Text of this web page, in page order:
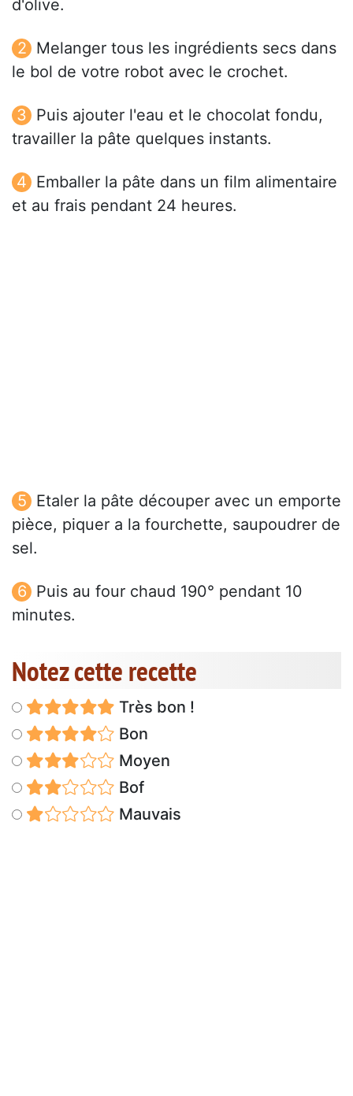
d'olive.
Melanger tous les ingrédients secs dans
le bol de votre robot avec le crochet.
Puis ajouter l'eau et le chocolat fondu,
travailler la pâte quelques instants.
Emballer la pâte dans un film alimentaire
et au frais pendant 24 heures.
Etaler la pâte découper avec un emporte
pièce, piquer a la fourchette, saupoudrer de
sel.
Puis au four chaud 190° pendant 10
minutes.
Notez cette recette
Très bon !
Bon
Moyen
Bof
Mauvais